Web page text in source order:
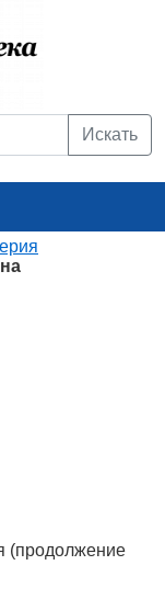
Искать
(продолжение